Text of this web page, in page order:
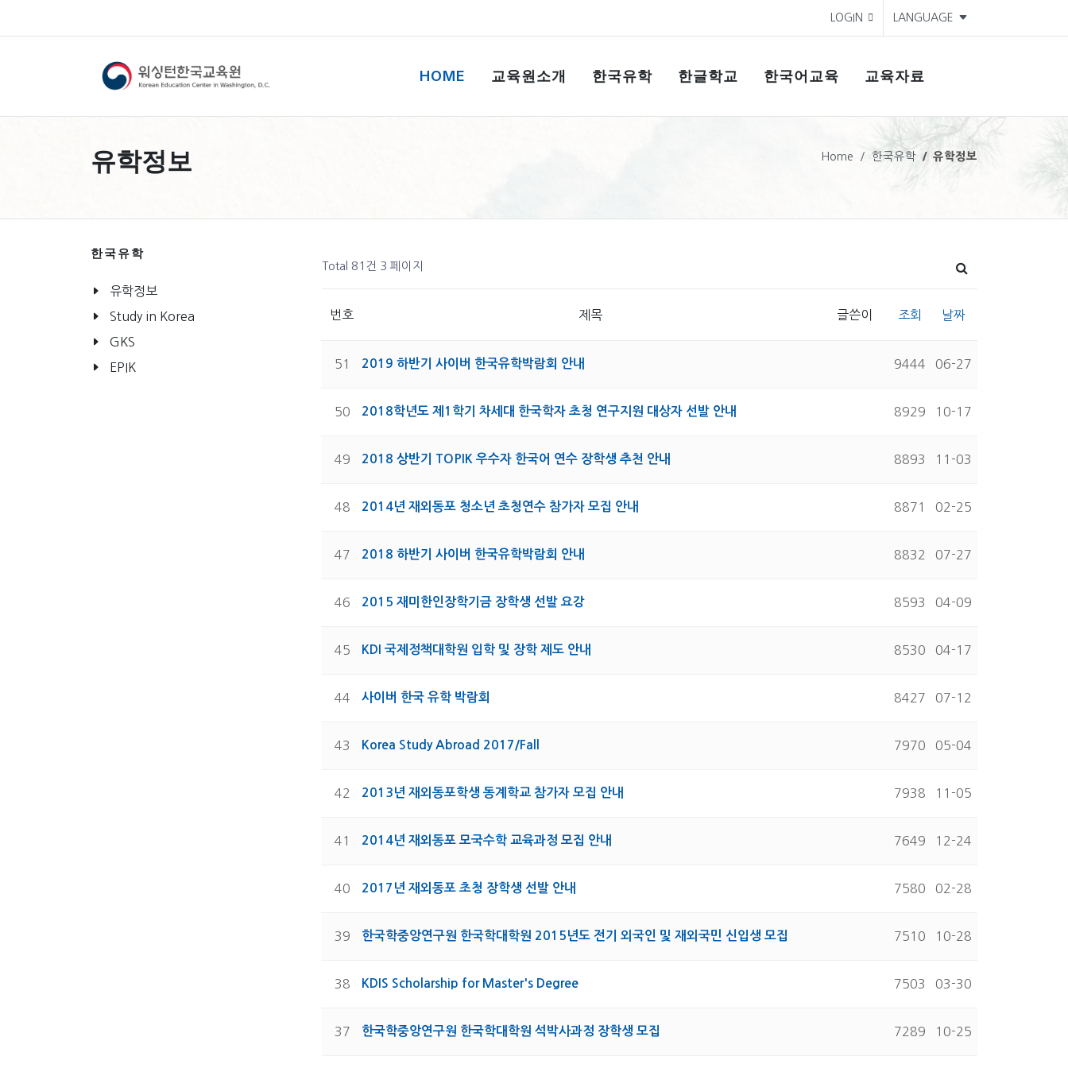
LOGIN LANGUAGE
HOME 교육원소개 한국유학 한글학교 한국어교육 교육자료
유학정보 Home 한국유학 유학정보
Total 81건 3 페이지
번호 제목 글쓴이 조회 날짜
51 2019 하반기 사이버 한국유학박람회 안내 9444 06-27
50 2018학년도 제1학기 차세대 한국학자 초청 연구지원 대상자 선발 안내 8929 10-17
49 2018 상반기 TOPIK 우수자 한국어 연수 장학생 추천 안내 8893 11-03
48 2014년 재외동포 청소년 초청연수 참가자 모집 안내 8871 02-25
47 2018 하반기 사이버 한국유학박람회 안내 8832 07-27
46 2015 재미한인장학기금 장학생 선발 요강 8593 04-09
45 KDI 국제정책대학원 입학 및 장학 제도 안내 8530 04-17
44 사이버 한국 유학 박람회 8427 07-12
43 Korea Study Abroad 2017/Fall 7970 05-04
42 2013년 재외동포학생 동계학교 참가자 모집 안내 7938 11-05
41 2014년 재외동포 모국수학 교육과정 모집 안내 7649 12-24
40 2017년 재외동포 초청 장학생 선발 안내 7580 02-28
39 한국학중앙연구원 한국학대학원 2015년도 전기 외국인 및 재외국민 신입생 모집 7510 10-28
38 KDIS Scholarship for Master's Degree 7503 03-30
37 한국학중앙연구원 한국학대학원 석박사과정 장학생 모집 7289 10-25
한국유학
유학정보
Study in Korea
GKS
EPIK